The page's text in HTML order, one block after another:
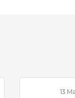
13